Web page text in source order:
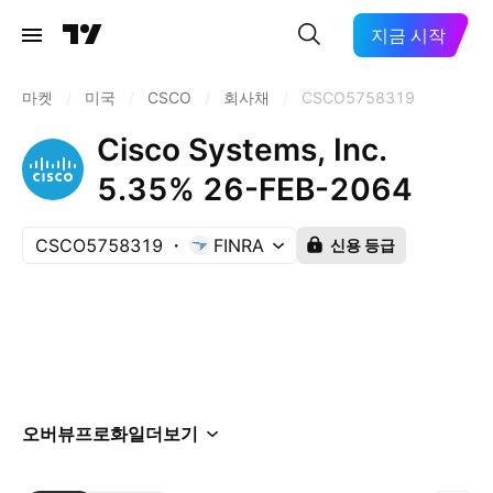
지금 시작
마켓 미국 CSCO 회사채 CSCO5758319
Cisco Systems, Inc.
5.35% 26-FEB-2064
CSCO5758319 FINRA 신용 등급
오버뷰프로화일더보기